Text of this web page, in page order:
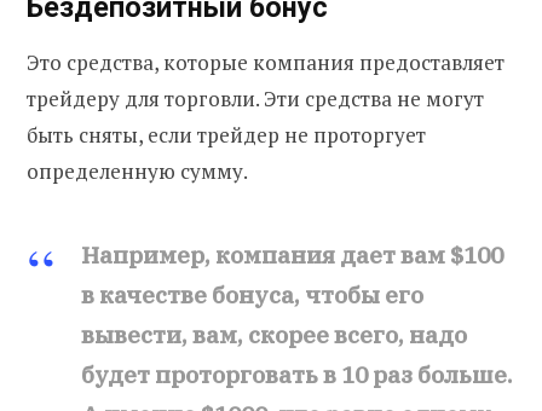
Это средства, которые компания предоставляет
трейдеру для торговли. Эти средства не могут
быть сняты, если трейдер не проторгует
определенную сумму.
Например, компания дает вам $100
в качестве бонуса, чтобы его
вывести, вам, скорее всего, надо
будет проторговать в 10 раз больше.